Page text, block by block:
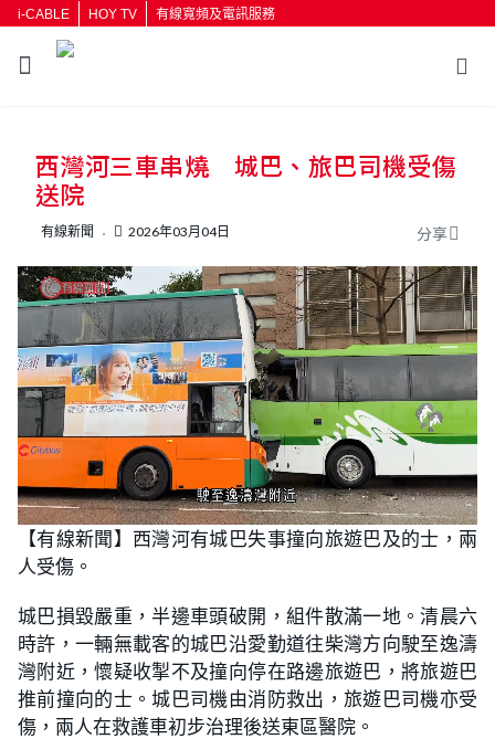
i-CABLE HOY TV 有線寬頻及電訊服務
按輸入鍵開始搜尋
西灣河三車串燒 城巴、旅巴司機受傷
送院
有線新聞 2026年03月04日 分享
U
n
m
L
o
a
d
7
.
1
4
%
【有線新聞】西灣河有城巴失事撞向旅遊巴及的士，兩
人受傷。
城巴損毀嚴重，半邊車頭破開，組件散滿一地。清晨六
時許，一輛無載客的城巴沿愛勤道往柴灣方向駛至逸濤
灣附近，懷疑收掣不及撞向停在路邊旅遊巴，將旅遊巴
推前撞向的士。城巴司機由消防救出，旅遊巴司機亦受
傷，兩人在救護車初步治理後送東區醫院。